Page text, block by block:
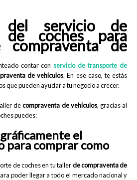
del servicio de
de coches para
compraventa de
contar con servicio de transporte de
de vehículos. En ese caso, te estás
que pueden ayudar a tu negocio a crecer.
decompraventa de vehículos, gracias al
puedes:
el
para comprar como
de coches en tu tallerde compraventa de
poder llegar a todo el mercado nacional y